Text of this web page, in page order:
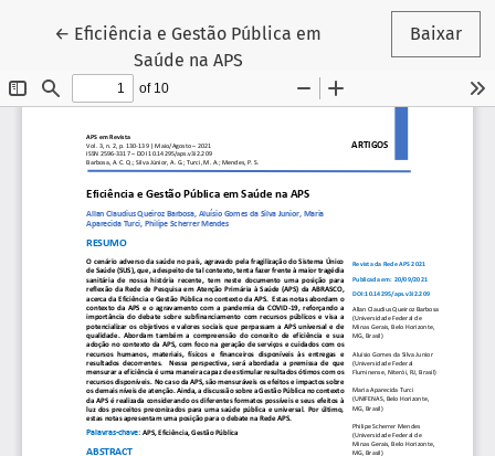
← Voltar aos Detalhes do Artigo
Eficiência e Gestão Pública em
Saúde na APS
Baixar